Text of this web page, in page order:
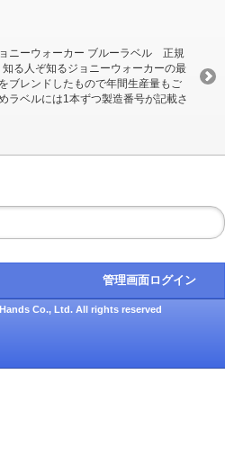
ョニーウォーカー ブルーラベル 正規
知る人ぞ知るジョニーウォーカーの最
ブレンドしたもので年間生産量もご
ラベルには1本ずつ製造番号が記載さ
管理画面ログイン
Co., Ltd. All rights reserved